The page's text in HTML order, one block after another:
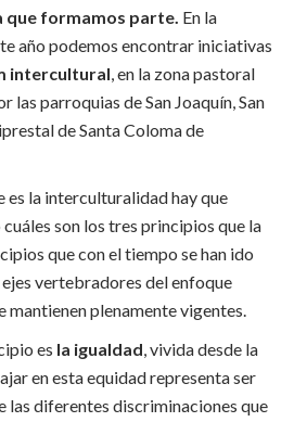
que formamos parte. En la
año podemos encontrar iniciativas
intercultural, en la zona pastoral
las parroquias de San Joaquín, San
de Santa Coloma de
es la interculturalidad hay que
son los tres principios que la
que con el tiempo se han ido
vertebradores del enfoque
mantienen plenamente vigentes.
es la igualdad, vivida desde la
en esta equidad representa ser
las diferentes discriminaciones que